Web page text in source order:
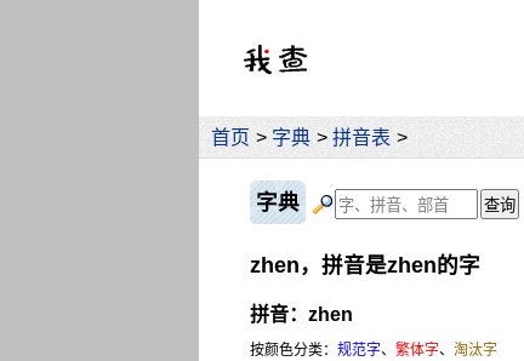
首页 > 字典 > 拼音表 >
字典
zhen，拼音是zhen的字
拼音：zhen
按颜色分类： 规范字、 繁体字、 淘汰字